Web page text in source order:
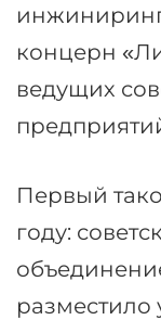
концерн
ведущих
Первый
году: